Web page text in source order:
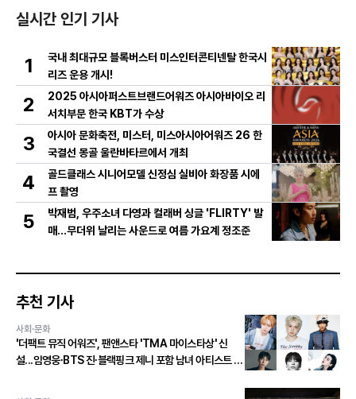
실시간 인기 기사
1
국내 최대규모 블록버스터 미스인터콘티넨탈 한국시
리즈 운용 개시!
2
2025 아시아퍼스트브랜드어워즈 아시아바이오 리
서치부문 한국 KBT가 수상
3
아시아 문화축전, 미스터, 미스아시아어워즈 26 한
국결선 몽골 울란바타르에서 개최
4
골드클래스 시니어모델 신정심 실비아 화장품 시에
프 촬영
5
박재범, 우주소녀 다영과 컬래버 싱글 'FLIRTY' 발
매…무더위 날리는 사운드로 여름 가요계 정조준
추천 기사
사회·문화
'더팩트 뮤직 어워즈', 팬앤스타 'TMA 마이스타상' 신
설...임영웅∙BTS 진∙블랙핑크 제니 포함 남녀 아티스트 상